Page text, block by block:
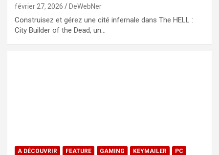
février 27, 2026 DeWebNer
Construisez et gérez une cité infernale dans The HELL :
City Builder of the Dead, un…
A DÉCOUVRIR FEATURE GAMING KEYMAILER
PC